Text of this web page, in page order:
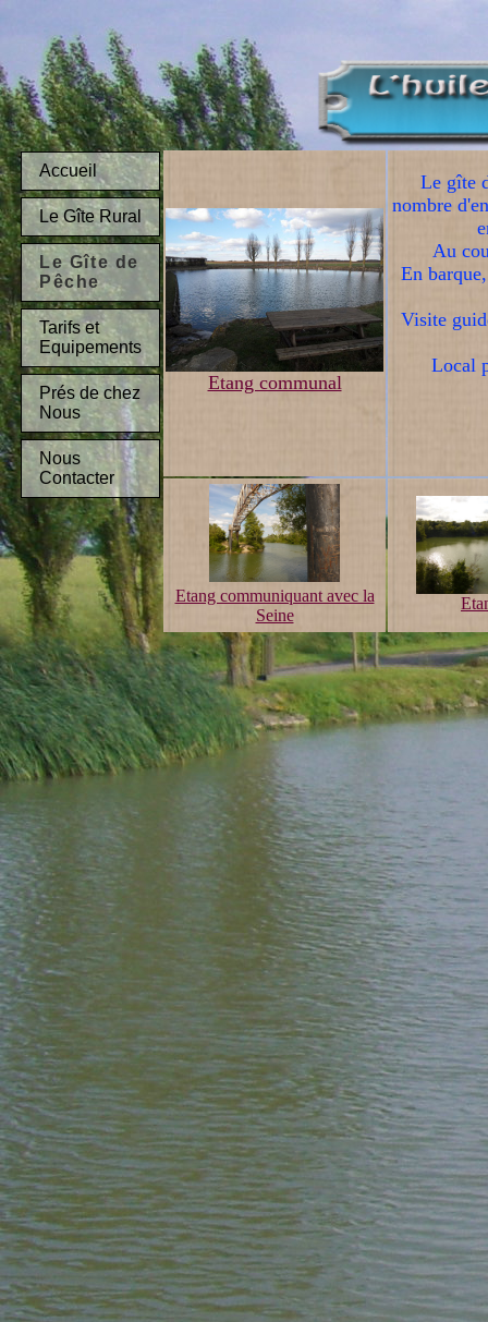
Accueil
Le Gîte Rural
Le Gîte de
Pêche
Tarifs et
Equipements
Prés de chez
Nous
Nous
Contacter
Etang communal
Le gîte
nombre
Au
En
Visite
Local
Etang communiquant avec la
Seine